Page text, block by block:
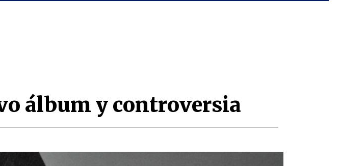
álbum y controversia